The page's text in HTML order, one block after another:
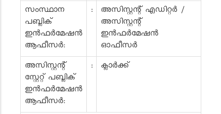
സംസ്ഥാന
പബ്ലിക്
ഇൻഫർമേഷൻ
ആഫീസർ:
:
അസിസ്റ്റന്റ് എഡിറ്റർ /
അസിസ്റ്റന്റ്
ഇൻഫർമേഷൻ
ഓഫീസർ
അസിസ്റ്റന്റ്
സ്റ്റേറ്റ് പബ്ലിക്
ഇൻഫർമേഷൻ
ആഫീസർ:
: ക്ലാർക്ക്